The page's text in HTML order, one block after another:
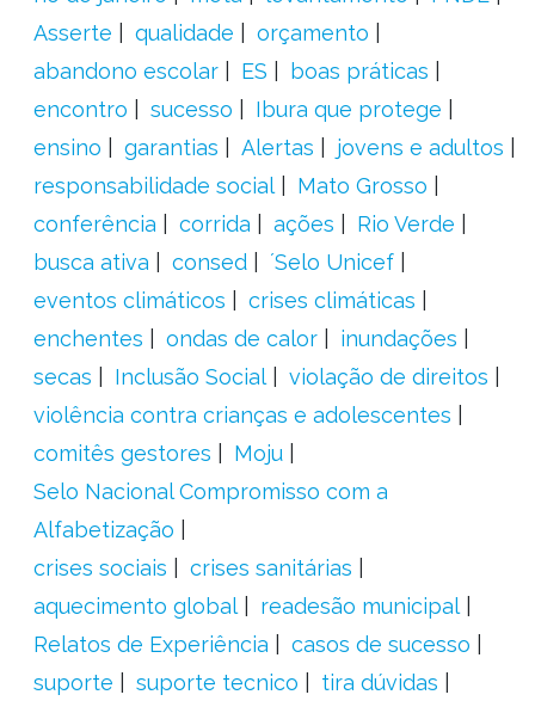
Asserte
qualidade
orçamento
abandono escolar
ES
boas práticas
encontro
sucesso
Ibura que protege
ensino
garantias Alertas
jovens e adultos
responsabilidade social
Mato Grosso
conferência
corrida ações
Rio Verde
busca ativa
consed
´Selo Unicef
eventos climáticos
crises climáticas
enchentes
ondas de calor
inundações
secas
Inclusão Social
violação de direitos
violência contra crianças e adolescentes
comitês gestores
Moju
Selo Nacional Compromisso com a
Alfabetização
crises sociais
crises sanitárias
aquecimento global
readesão municipal
Relatos de Experiência
casos de sucesso
suporte
suporte tecnico
tira dúvidas